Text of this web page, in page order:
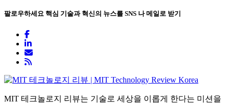
팔로우하세요 핵심 기술과 혁신의 뉴스를 SNS 나 메일로 받기
MIT 테크놀로지 리뷰는 기술로 세상을 이롭게 한다는 미션을